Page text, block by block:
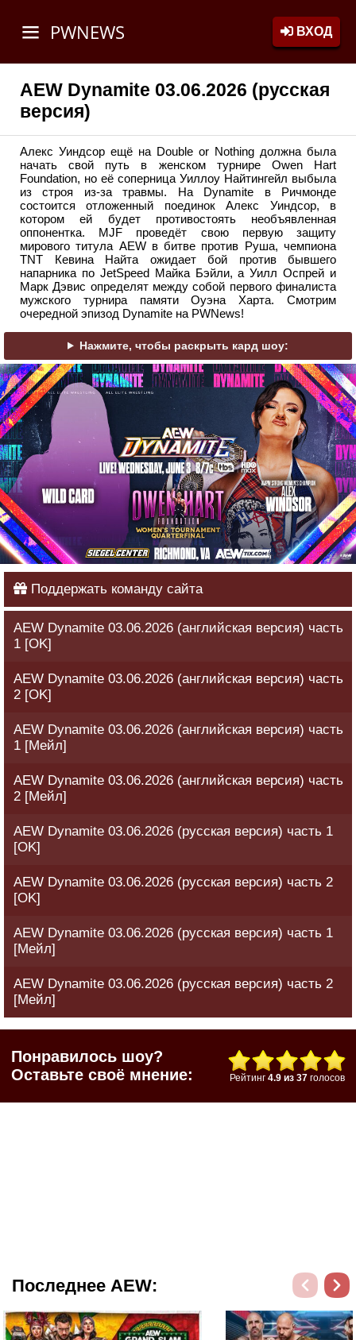
PWNEWS ВХОД
AEW Dynamite 03.06.2026 (русская
версия)
Алекс Уиндсор ещё на Double or Nothing должна была
начать свой путь в женском турнире Owen Hart
Foundation, но её соперница Уиллоу Найтингейл выбыла
из строя из-за травмы. На Dynamite в Ричмонде
состоится отложенный поединок Алекс Уиндсор, в
котором ей будет противостоять необъявленная
оппонентка. MJF проведёт свою первую защиту
мирового титула AEW в битве против Руша, чемпиона
TNT Кевина Найта ожидает бой против бывшего
напарника по JetSpeed Майка Бэйли, а Уилл Оспрей и
Марк Дэвис определят между собой первого финалиста
мужского турнира памяти Оуэна Харта. Смотрим
очередной эпизод Dynamite на PWNews!
Нажмите, чтобы раскрыть кард шоу:
Поддержать команду сайта
AEW Dynamite 03.06.2026 (английская версия) часть
1 [OK]
AEW Dynamite 03.06.2026 (английская версия) часть
2 [OK]
AEW Dynamite 03.06.2026 (английская версия) часть
1 [Мейл]
AEW Dynamite 03.06.2026 (английская версия) часть
2 [Мейл]
AEW Dynamite 03.06.2026 (русская версия) часть 1
[OK]
AEW Dynamite 03.06.2026 (русская версия) часть 2
[OK]
AEW Dynamite 03.06.2026 (русская версия) часть 1
[Мейл]
AEW Dynamite 03.06.2026 (русская версия) часть 2
[Мейл]
Понравилось шоу?
Оставьте своё мнение:
Рейтинг 4.9 из 37голосов
Последнее AEW: